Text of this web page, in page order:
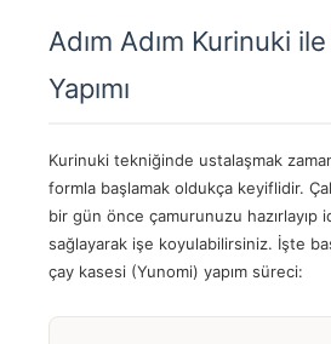
Adım Adım Kurinuki
Yapımı
Kurinuki tekniğinde ustalaşmak
formla başlamak oldukça keyiflidir.
bir gün önce çamurunuzu hazırlayıp
sağlayarak işe koyulabilirsiniz. İşte
çay kasesi (Yunomi) yapım süreci: